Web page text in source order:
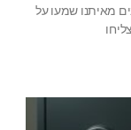
מאיתנו שמעו על